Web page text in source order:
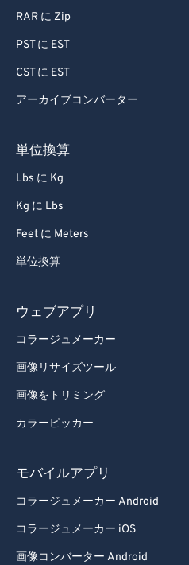
RAR に Zip
PST に EST
CST に EST
アーカイブコンバーター
単位換算
Lbs に Kg
Kg に Lbs
Feet に Meters
単位換算
ウェブアプリ
コラージュメーカー
画像リサイズツール
画像をトリミング
カラーピッカー
モバイルアプリ
コラージュメーカー Android
コラージュメーカー iOS
画像コンバーター Android